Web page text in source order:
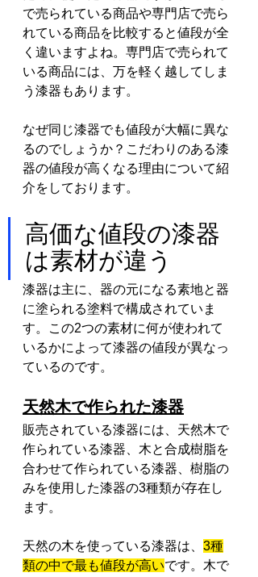
で売られている商品や専門店で売ら
れている商品を比較すると値段が全
く違いますよね。専門店で売られて
いる商品には、万を軽く越してしま
う漆器もあります。
なぜ同じ漆器でも値段が大幅に異な
るのでしょうか？こだわりのある漆
器の値段が高くなる理由について紹
介をしております。
高価な値段の漆器
は素材が違う
漆器は主に、器の元になる素地と器
に塗られる塗料で構成されていま
す。この2つの素材に何が使われて
いるかによって漆器の値段が異なっ
ているのです。
天然木で作られた漆器
販売されている漆器には、天然木で
作られている漆器、木と合成樹脂を
合わせて作られている漆器、樹脂の
みを使用した漆器の3種類が存在し
ます。
天然の木を使っている漆器は、 3種
類の中で最も値段が高いです。木で